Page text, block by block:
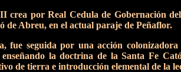
crea por Real Cedula de Gobernación
de Abreu, en el actual paraje de Peñaflor.
fue seguida por una acción
la doctrina de la Santa Fe
de tierra e introducción elemental de la